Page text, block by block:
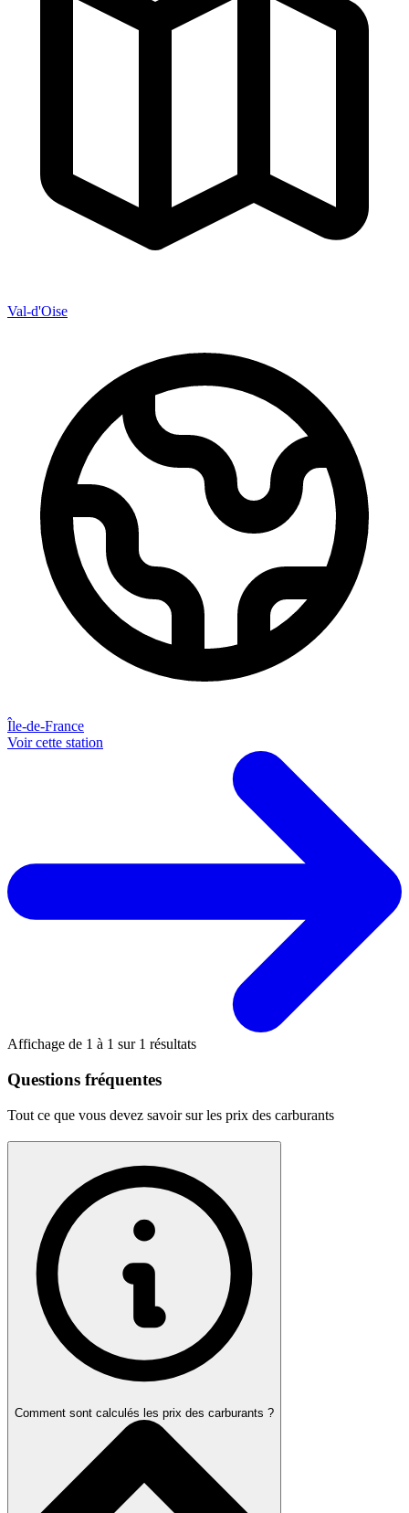
Val-d'Oise
Île-de-France
Voir cette station
Affichage de 1 à 1 sur 1 résultats
Questions fréquentes
Tout ce que vous devez savoir sur les prix des carburants
Comment sont calculés les prix des carburants ?